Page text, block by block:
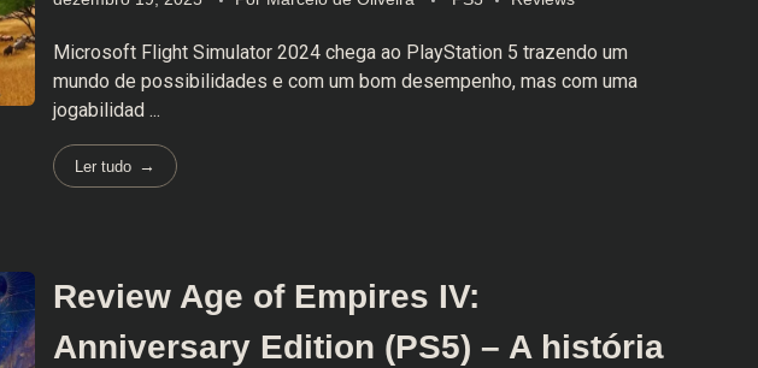
Microsoft Flight Simulator 2024 chega ao PlayStation 5 trazendo um
mundo de possibilidades e com um bom desempenho, mas com uma
jogabilidad ...
Ler tudo
Review Age of Empires IV:
Anniversary Edition (PS5) – A história